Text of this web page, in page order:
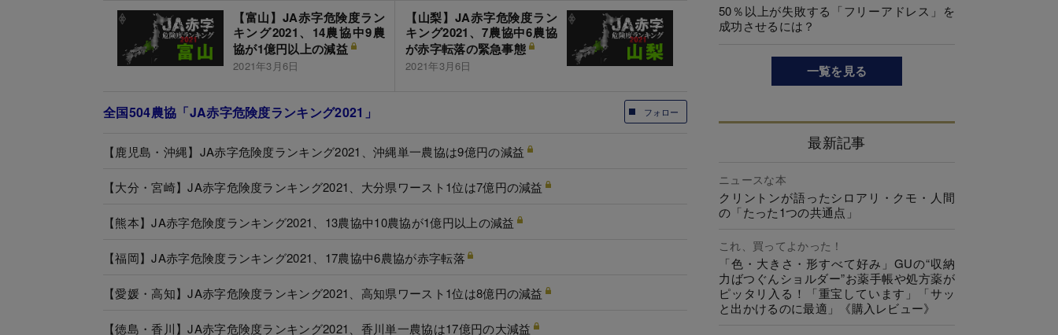
【富山】JA赤字危険度ラン
キング2021、14農協中9農
協が1億円以上の減益
2021年3月6日
【山梨】JA赤字危険度ラン
キング2021、7農協中6農協
が赤字転落の緊急事態
2021年3月6日
フォロー
全国504農協「JA赤字危険度ランキング2021」
【鹿児島・沖縄】JA赤字危険度ランキング2021、沖縄単一農協は9億円の減益
【大分・宮崎】JA赤字危険度ランキング2021、大分県ワースト1位は7億円の減益
【熊本】JA赤字危険度ランキング2021、13農協中10農協が1億円以上の減益
【福岡】JA赤字危険度ランキング2021、17農協中6農協が赤字転落
【愛媛・高知】JA赤字危険度ランキング2021、高知県ワースト1位は8億円の減益
【徳島・香川】JA赤字危険度ランキング2021、香川単一農協は17億円の大減益
50％以上が失敗する「フリーアドレス」を
成功させるには？
一覧を見る
最新記事
ニュースな本
クリントンが語ったシロアリ・クモ・人間
の「たった1つの共通点」
これ、買ってよかった！
「色・大きさ・形すべて好み」GUの“収納
力ばつぐんショルダー”お薬手帳や処方薬が
ピッタリ入る！「重宝しています」「サッ
と出かけるのに最適」《購入レビュー》